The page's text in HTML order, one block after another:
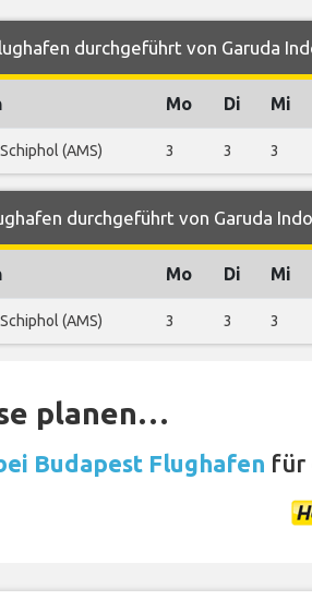
durchgeführt von Garuda
Mo Di Mi
(AMS) 3 3 3
durchgeführt von Garuda
Mo Di Mi
(AMS) 3 3 3
planen…
Budapest Flughafen für